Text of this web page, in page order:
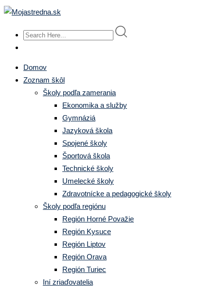
Domov
Zoznam škôl
Školy podľa zamerania
Ekonomika a služby
Gymnáziá
Jazyková škola
Spojené školy
Športová škola
Technické školy
Umelecké školy
Zdravotnícke a pedagogické školy
Školy podľa regiónu
Región Horné Považie
Región Kysuce
Región Liptov
Región Orava
Región Turiec
Iní zriaďovatelia